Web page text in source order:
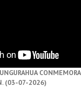
CONMEMORA
(03-07-2026)